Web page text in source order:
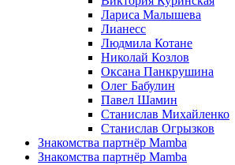
Лариса Малышева
Лианесс
Людмила Котане
Николай Козлов
Оксана Панкрушина
Олег Бабулин
Павел Шамин
Станислав Михайленко
Станислав Огрызков
Знакомства партнёр Mamba
Знакомства партнёр Mamba